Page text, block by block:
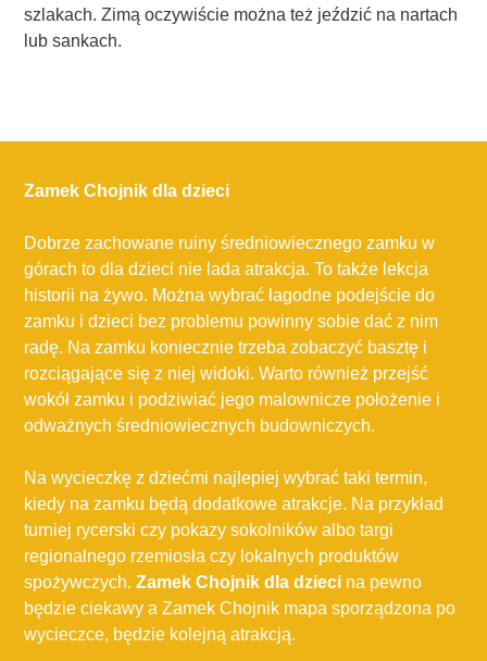
szlakach. Zimą oczywiście można też jeździć na nartach
lub sankach.
Zamek Chojnik dla dzieci
Dobrze zachowane ruiny średniowiecznego zamku w
górach to dla dzieci nie lada atrakcja. To także lekcja
historii na żywo. Można wybrać łagodne podejście do
zamku i dzieci bez problemu powinny sobie dać z nim
radę. Na zamku koniecznie trzeba zobaczyć basztę i
rozciągające się z niej widoki. Warto również przejść
wokół zamku i podziwiać jego malownicze położenie i
odważnych średniowiecznych budowniczych.
Na wycieczkę z dziećmi najlepiej wybrać taki termin,
kiedy na zamku będą dodatkowe atrakcje. Na przykład
turniej rycerski czy pokazy sokolników albo targi
regionalnego rzemiosła czy lokalnych produktów
spożywczych.Zamek Chojnik dla dzieci na pewno
będzie ciekawy a Zamek Chojnik mapa sporządzona po
wycieczce, będzie kolejną atrakcją.